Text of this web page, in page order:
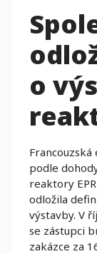
o
podle
reaktory
odložila
výstavby. V
se zástupci
zakázce za